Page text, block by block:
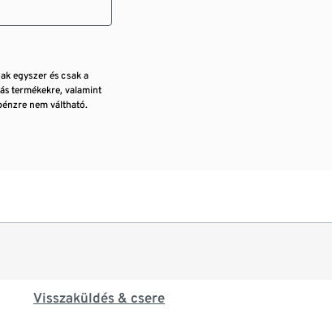
egyszer és csak a
termékekre, valamint
nem váltható.
Visszaküldés & csere